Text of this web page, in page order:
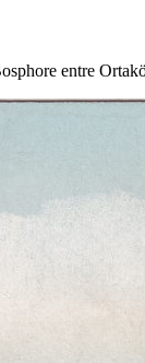
entre